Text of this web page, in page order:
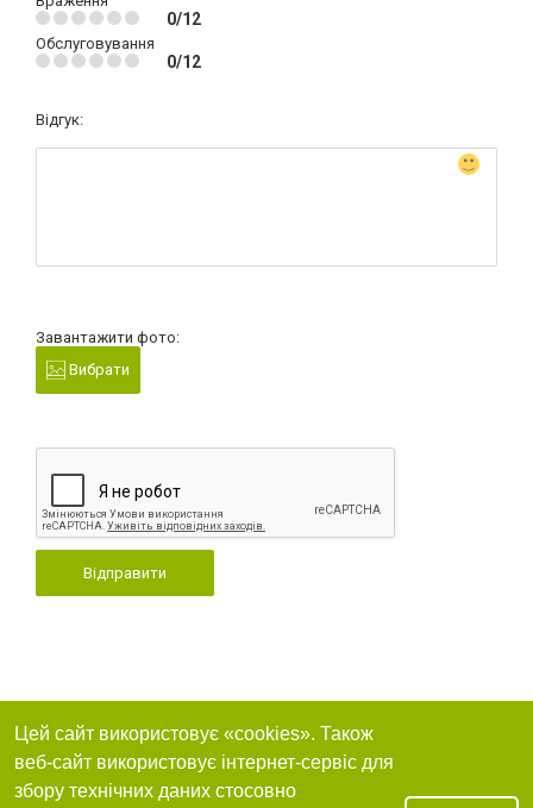
0/12
Обслуговування
0/12
Відгук:
Завантажити фото:
Вибрати
Відправити
Цей сайт використовує «cookies». Також
веб-сайт використовує інтернет-сервіс для
збору технічних даних стосовно